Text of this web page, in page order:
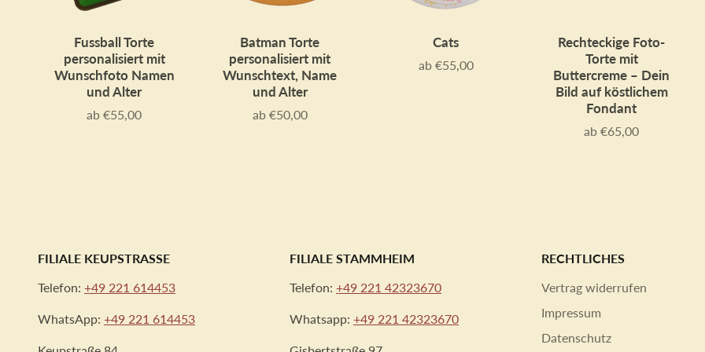
Fussball Torte
personalisiert mit
Wunschfoto Namen
und Alter
Preis
ab €55,00
Batman Torte
personalisiert mit
Wunschtext, Name
und Alter
Preis
ab €50,00
Cats
Preis
ab €55,00
Rechteckige Foto-
Torte mit
Buttercreme – Dein
Bild auf köstlichem
Fondant
Preis
ab €65,00
FILIALE KEUPSTRASSE
Telefon: +49 221 614453
WhatsApp: +49 221 614453
FILIALE STAMMHEIM
Telefon: +49 221 42323670
Whatsapp: +49 221 42323670
RECHTLICHES
Vertrag widerrufen
Impressum
Datenschutz